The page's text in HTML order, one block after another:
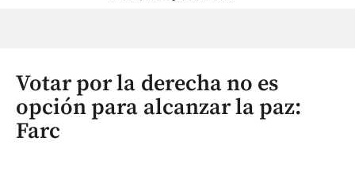
Votar por la derecha no es
opción para alcanzar la paz:
Farc